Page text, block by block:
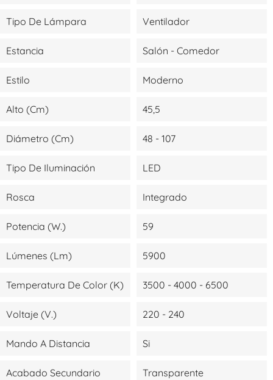
Tipo De Lámpara Ventilador
Estancia Salón - Comedor
Estilo Moderno
Alto (cm) 45,5
Diámetro (cm) 48 - 107
Tipo De Iluminación LED
Rosca Integrado
Potencia (W.) 59
Lúmenes (lm) 5900
Temperatura De Color (K) 3500 - 4000 - 6500
Voltaje (V.) 220 - 240
Mando A Distancia Si
Acabado Secundario Transparente